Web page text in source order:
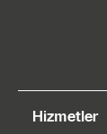
Hizmetler